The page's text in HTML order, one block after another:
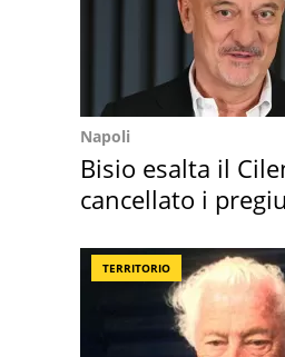
Napoli
Bisio esalta il
cancellato i
TERRITORIO